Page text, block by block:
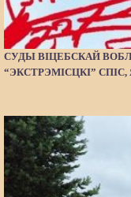
СУДЫ ВІЦЕБСКАЙ
“ЭКСТРЭМІСЦКІ”